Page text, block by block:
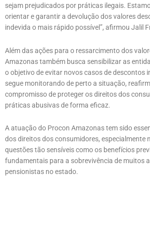
sejam prejudicados por práticas ilegais.
orientar e garantir a devolução dos valores
indevida o mais rápido possível”, afirmou Jalil
Além das ações para o ressarcimento dos
Amazonas também busca sensibilizar as
o objetivo de evitar novos casos de descontos
segue monitorando de perto a situação,
compromisso de proteger os direitos dos
práticas abusivas de forma eficaz.
A atuação do Procon Amazonas tem sido
dos direitos dos consumidores, especialmente
questões tão sensíveis como os benefícios
fundamentais para a sobrevivência de muitos
pensionistas no estado.